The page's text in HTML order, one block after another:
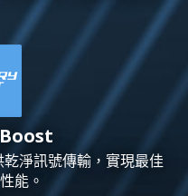
淨訊號傳輸，實現最佳
能。